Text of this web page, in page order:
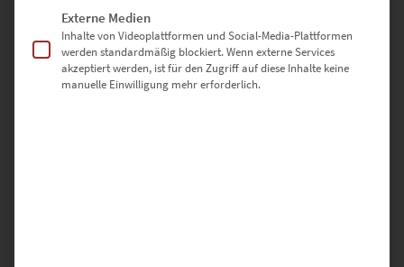
Wandbilder mit urbanen Panoramen
ihren unzähligen Details aber Unruhe stiften. Mit einem
romantischen Touch überraschen hingegen monochrome
Metropolen-Fotos. Sie reduzieren die visuelle Botschaft, um das
Auge nicht zu überfordern. Wenn du bei schwarz-weißen
Externe Medien
Inhalte von Videoplattformen und Social-Media-Plattformen
werden standardmäßig blockiert. Wenn externe Services
akzeptiert werden, ist für den Zugriff auf diese Inhalte keine
manuelle Einwilligung mehr erforderlich.